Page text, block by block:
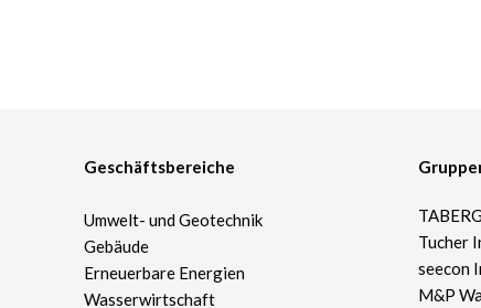
Geschäftsbereiche
Umwelt- und Geotechnik
Gebäude
Erneuerbare Energien
Wasserwirtschaft
Tucher
seecon
M&P